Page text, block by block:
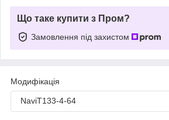
Що таке купити з Пром?
Замовлення під захистом
Модифікація
NaviT133-4-64